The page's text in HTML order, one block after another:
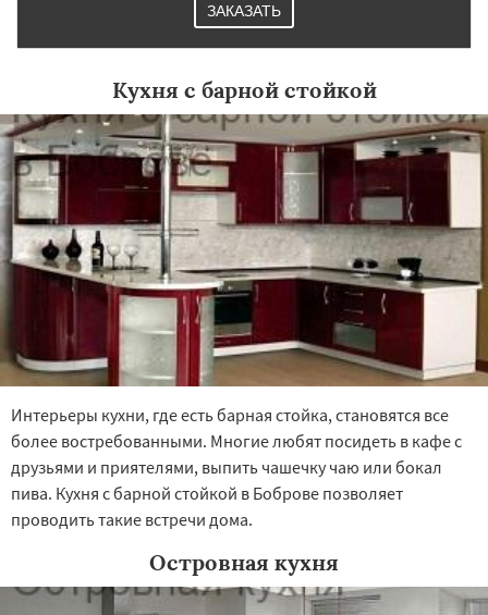
ЗАКАЗАТЬ
Кухня с барной стойкой
Интерьеры кухни, где есть барная стойка, становятся все
более востребованными. Многие любят посидеть в кафе с
друзьями и приятелями, выпить чашечку чаю или бокал
пива. Кухня с барной стойкой в Боброве позволяет
проводить такие встречи дома.
Островная кухня